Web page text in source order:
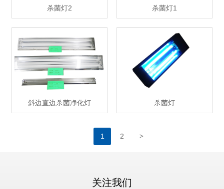
杀菌灯2 杀菌灯1
斜边直边杀菌净化灯 杀菌灯
1 2 >
关注我们